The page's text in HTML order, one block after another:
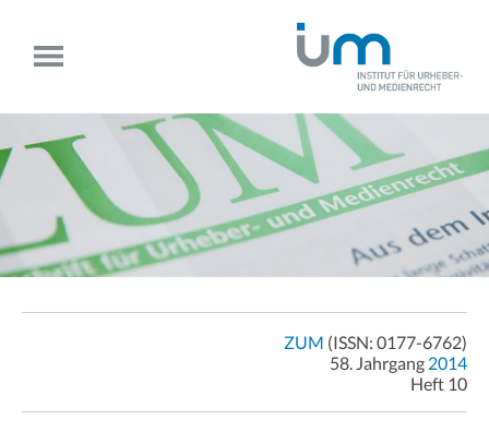
ZUM (ISSN: 0177-6762)
58. Jahrgang 2014
Heft 10